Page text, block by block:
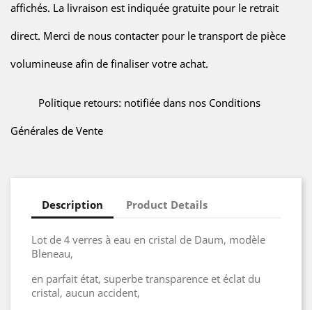
affichés. La livraison est indiquée gratuite pour le retrait
direct. Merci de nous contacter pour le transport de pièce
volumineuse afin de finaliser votre achat.
Politique retours: notifiée dans nos Conditions
Générales de Vente
Description Product Details
Lot de 4 verres à eau en cristal de Daum, modèle
Bleneau,
en parfait état, superbe transparence et éclat du
cristal, aucun accident,